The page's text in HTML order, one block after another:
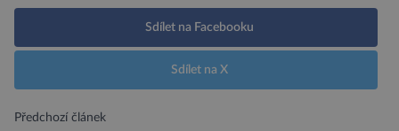
Sdílet na Facebooku
Sdílet na X
Předchozí článek